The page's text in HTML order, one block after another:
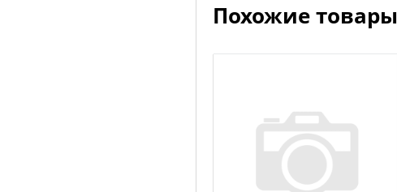
Похожие товары